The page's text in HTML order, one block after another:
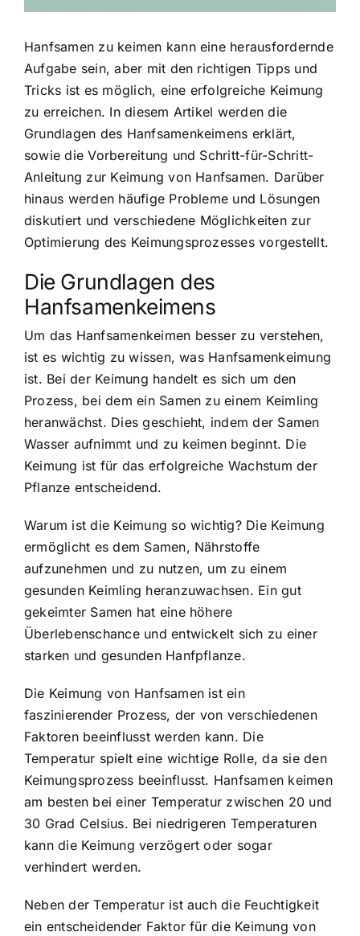
Hanfsamen zu keimen kann eine herausfordernde
Aufgabe sein, aber mit den richtigen Tipps und
Tricks ist es möglich, eine erfolgreiche Keimung
zu erreichen. In diesem Artikel werden die
Grundlagen des Hanfsamenkeimens erklärt,
sowie die Vorbereitung und Schritt-für-Schritt-
Anleitung zur Keimung von Hanfsamen. Darüber
hinaus werden häufige Probleme und Lösungen
diskutiert und verschiedene Möglichkeiten zur
Optimierung des Keimungsprozesses vorgestellt.
Die Grundlagen des
Hanfsamenkeimens
Um das Hanfsamenkeimen besser zu verstehen,
ist es wichtig zu wissen, was Hanfsamenkeimung
ist. Bei der Keimung handelt es sich um den
Prozess, bei dem ein Samen zu einem Keimling
heranwächst. Dies geschieht, indem der Samen
Wasser aufnimmt und zu keimen beginnt. Die
Keimung ist für das erfolgreiche Wachstum der
Pflanze entscheidend.
Warum ist die Keimung so wichtig? Die Keimung
ermöglicht es dem Samen, Nährstoffe
aufzunehmen und zu nutzen, um zu einem
gesunden Keimling heranzuwachsen. Ein gut
gekeimter Samen hat eine höhere
Überlebenschance und entwickelt sich zu einer
starken und gesunden Hanfpflanze.
Die Keimung von Hanfsamen ist ein
faszinierender Prozess, der von verschiedenen
Faktoren beeinflusst werden kann. Die
Temperatur spielt eine wichtige Rolle, da sie den
Keimungsprozess beeinflusst. Hanfsamen keimen
am besten bei einer Temperatur zwischen 20 und
30 Grad Celsius. Bei niedrigeren Temperaturen
kann die Keimung verzögert oder sogar
verhindert werden.
Neben der Temperatur ist auch die Feuchtigkeit
ein entscheidender Faktor für die Keimung von